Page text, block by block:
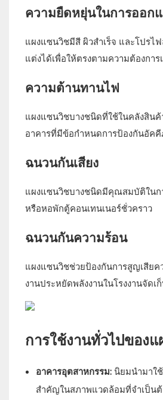
ความยืดหยุ่นในการออก
แผงแซนวิชมีสี ผิวสำเร็จ และโปรไ
แต่งได้เพื่อให้ตรงตามความต้องกา
ความต้านทานไฟ
แผงแซนวิชบางชนิดที่ใช้ในคลังสิน
อาคารที่มีข้อกำหนดการป้องกันอัคคี
ฉนวนกันเสียง
แผงแซนวิชบางชนิดมีคุณสมบัติในกา
หรือหอพักตู้คอนเทนเนอร์ชั่วคราว
ฉนวนกันความร้อน
แผงแซนวิชช่วยป้องกันการสูญเสีย
งานประหยัดพลังงานในโรงงานจัด
การใช้งานทั่วไปของ
อาคารอุตสาหกรรม:นิยมนำมาใ
สำคัญในสภาพแวดล้อมที่จำเป็น